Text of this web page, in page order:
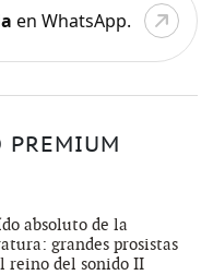
en WhatsApp.
PREMIUM
absoluto de la
grandes prosistas
reino del sonido II